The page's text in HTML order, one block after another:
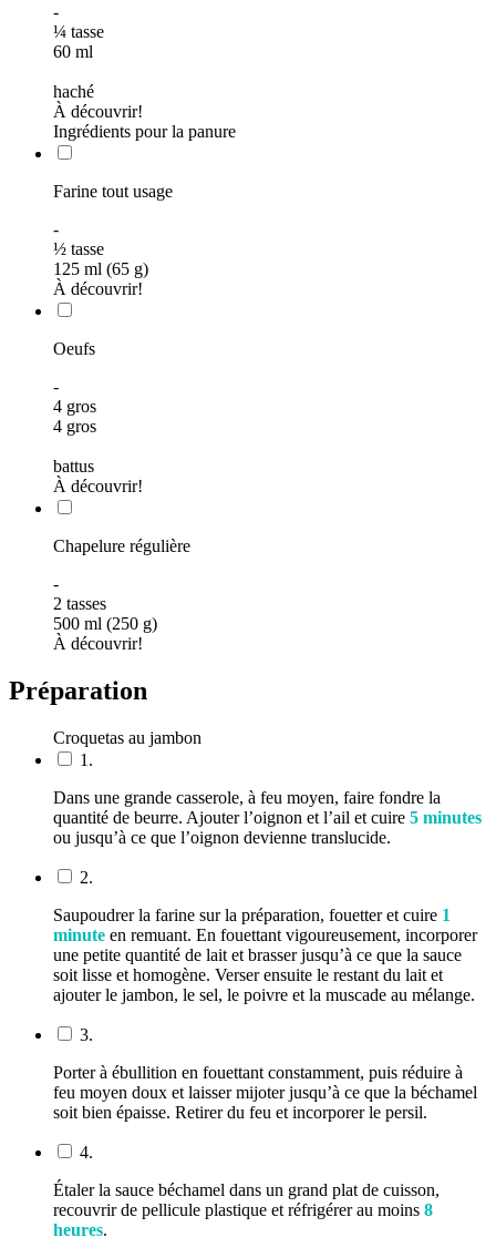
-
¼ tasse
60 ml
haché
À découvrir!
Ingrédients pour la panure
Farine tout usage
-
½ tasse
125 ml (65 g)
À découvrir!
Oeufs
-
4 gros
4 gros
battus
À découvrir!
Chapelure régulière
-
2 tasses
500 ml (250 g)
À découvrir!
Préparation
Croquetas au jambon
1.
Dans une grande casserole, à feu moyen, faire fondre la
quantité de beurre. Ajouter l’oignon et l’ail et cuire 5 minutes
ou jusqu’à ce que l’oignon devienne translucide.
2.
Saupoudrer la farine sur la préparation, fouetter et cuire 1
minute en remuant. En fouettant vigoureusement, incorporer
une petite quantité de lait et brasser jusqu’à ce que la sauce
soit lisse et homogène. Verser ensuite le restant du lait et
ajouter le jambon, le sel, le poivre et la muscade au mélange.
3.
Porter à ébullition en fouettant constamment, puis réduire à
feu moyen doux et laisser mijoter jusqu’à ce que la béchamel
soit bien épaisse. Retirer du feu et incorporer le persil.
4.
Étaler la sauce béchamel dans un grand plat de cuisson,
recouvrir de pellicule plastique et réfrigérer au moins 8
heures.